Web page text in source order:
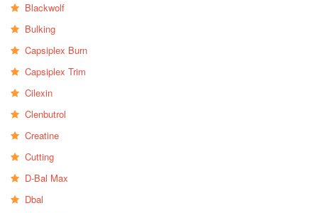
Blackwolf
Bulking
Capsiplex Burn
Capsiplex Trim
Cilexin
Clenbutrol
Creatine
Cutting
D-Bal Max
Dbal